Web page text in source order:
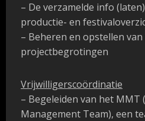
– De verzamelde info
productie- en
– Beheren en opstellen
projectbegrotingen
Vrijwilligerscoördinatie
– Begeleiden van het MMT
Management Team), een